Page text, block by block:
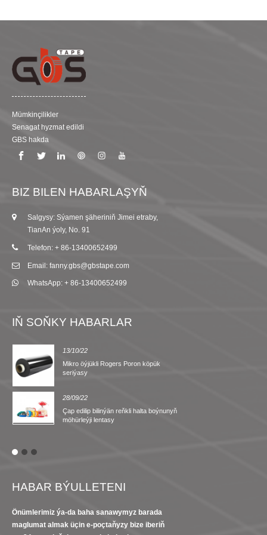
Mümkinçilikler
Senagat hyzmat edildi
GBS hakda
BIZ BILEN HABARLAŞYŇ
Salgysy: Sýamen şäheriniň Jimei etraby,
TianAn ýoly, No. 91
Telefon: + 86-13400652499
Email: fanny.gbs@gbstape.com
WhatsApp: + 86-13400652499
IŇ SOŇKY HABARLAR
13/10/22
Mikro öýjükli Rogers Poron köpük
seriýasy
28/09/22
Çap edilip bilinýän reňkli halta boýnunyň
möhürleýji lentasy
HABAR BÝULLETENI
Önümlerimiz ýa-da baha sanawymyz barada
maglumat almak üçin e-poçtaňyzy bize iberiň